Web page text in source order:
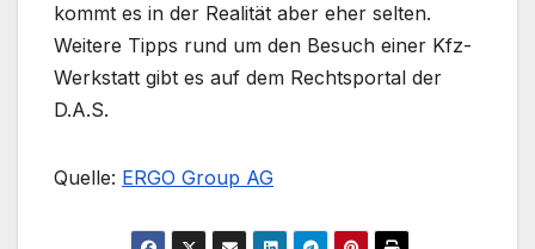
kommt es in der Realität aber eher selten.
Weitere Tipps rund um den Besuch einer Kfz-
Werkstatt gibt es auf dem Rechtsportal der
D.A.S.
Quelle: ERGO Group AG